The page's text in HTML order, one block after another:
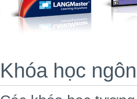
Khóa học